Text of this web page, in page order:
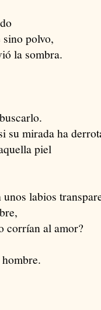
polvo,
la sombra.
su mirada ha
piel
labios
corrían al amor?